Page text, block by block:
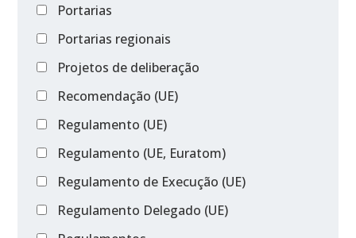
Portarias
Portarias regionais
Projetos de deliberação
Recomendação (UE)
Regulamento (UE)
Regulamento (UE, Euratom)
Regulamento de Execução (UE)
Regulamento Delegado (UE)